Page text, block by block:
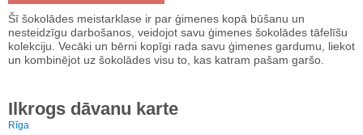
Šī šokolādes meistarklase ir par ģimenes kopā būšanu un
nesteidzīgu darbošanos, veidojot savu ģimenes šokolādes tāfelīšu
kolekciju. Vecāki un bērni kopīgi rada savu ģimenes gardumu, liekot
un kombinējot uz šokolādes visu to, kas katram pašam garšo.
Ilkrogs dāvanu karte
Rīga